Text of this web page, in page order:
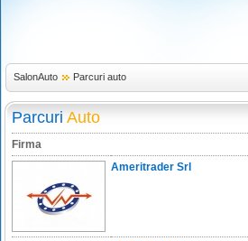
SalonAuto Parcuri auto
Parcuri Auto
Firma
Ameritrader Srl